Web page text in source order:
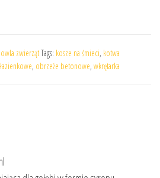
zwierzątTags: kosze na śmieci, kotwa
, obrzeże betonowe, wkrętarka